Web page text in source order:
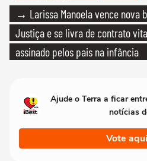
→ Larissa Manoela vence nova
Justiça e se livra de contrato
assinado pelos pais na infância
Ajude o Terra a ficar
notícias
Vote